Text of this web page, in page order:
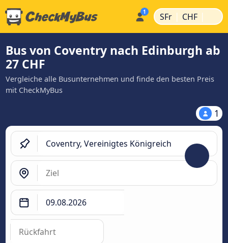
SFr | CHF |
Bus von Coventry nach Edinburgh ab
27 CHF
Vergleiche alle Busunternehmen und finde den besten Preis
mit CheckMyBus
1